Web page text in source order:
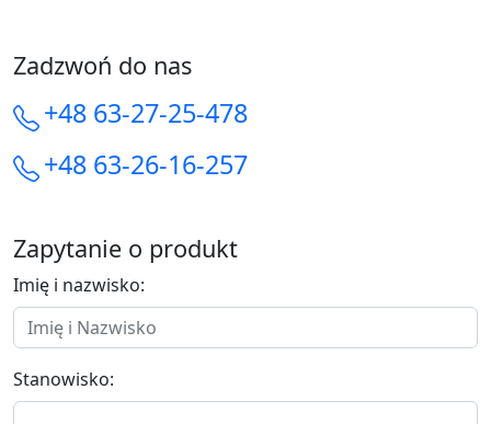
Zadzwoń do nas
+48 63-27-25-478
+48 63-26-16-257
Zapytanie o produkt
Imię i nazwisko:
Stanowisko: